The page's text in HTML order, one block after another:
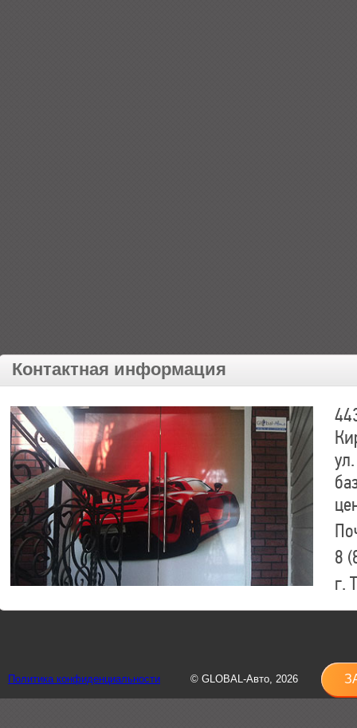
Контактная информация
8
г.
8
Политика конфиденциальности © GLOBAL-Авто, 2026